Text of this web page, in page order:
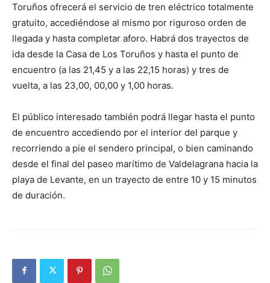
Toruños ofrecerá el servicio de tren eléctrico totalmente
gratuito, accediéndose al mismo por riguroso orden de
llegada y hasta completar aforo. Habrá dos trayectos de
ida desde la Casa de Los Toruños y hasta el punto de
encuentro (a las 21,45 y a las 22,15 horas) y tres de
vuelta, a las 23,00, 00,00 y 1,00 horas.
El público interesado también podrá llegar hasta el punto
de encuentro accediendo por el interior del parque y
recorriendo a pie el sendero principal, o bien caminando
desde el final del paseo marítimo de Valdelagrana hacia la
playa de Levante, en un trayecto de entre 10 y 15 minutos
de duración.